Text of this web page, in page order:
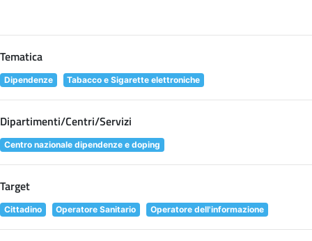
Tematica
Dipendenze Tabacco e Sigarette elettroniche
Dipartimenti/Centri/Servizi
Centro nazionale dipendenze e doping
Target
Cittadino Operatore Sanitario Operatore dell'informazione